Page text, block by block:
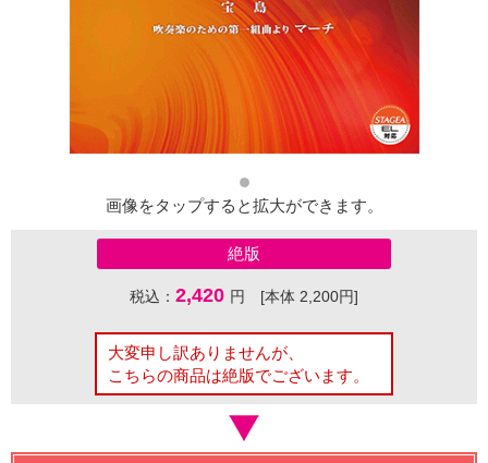
画像をタップすると拡大ができます。
絶版
税込： 2,420 円 [本体 2,200円]
大変申し訳ありませんが、
こちらの商品は絶版でございます。